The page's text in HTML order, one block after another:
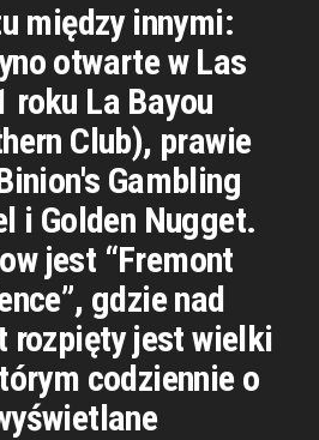
między innymi:
otwarte w Las
roku La Bayou
Club), prawie
Gambling
i Golden Nugget.
jest “Fremont
gdzie nad
rozpięty jest wielki
codziennie o